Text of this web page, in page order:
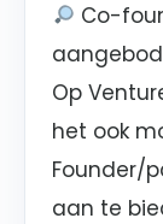
Co-
Op
het ook
Founder/
aan te